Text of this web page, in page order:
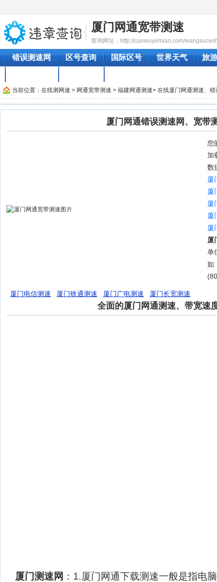
厦门网通宽带测速
查询网址：http://cuowuyemian.com/
错误测速网 区号查询 国际区号 世界天气
旅
当前位置： 在线测网速 > 网通宽带测速 > 福建网通测速> 在线厦门网通测速、
厦门网通错误测速网、宽带
您
加
数
厦
厦
厦
厦
厦
厦
单
如
厦门电信测速 厦门铁通测速 厦门广电测速 厦门长宽测速
全面的厦门网通测速、带宽速
厦门测速网 ：1.厦门网通下载测速一般是指电